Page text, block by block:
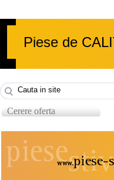
Piese de
Cerere oferta